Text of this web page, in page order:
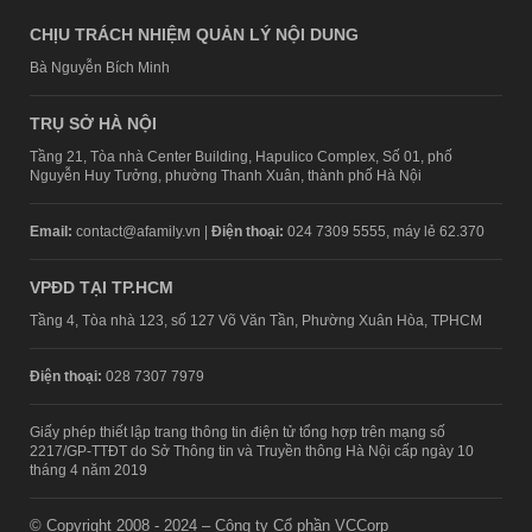
CHỊU TRÁCH NHIỆM QUẢN LÝ NỘI DUNG
Bà Nguyễn Bích Minh
TRỤ SỞ HÀ NỘI
Tầng 21, Tòa nhà Center Building, Hapulico Complex, Số 01, phố
Nguyễn Huy Tưởng, phường Thanh Xuân, thành phố Hà Nội
Email: contact@afamily.vn | Điện thoại: 024 7309 5555, máy lẻ 62.370
VPĐD TẠI TP.HCM
Tầng 4, Tòa nhà 123, số 127 Võ Văn Tần, Phường Xuân Hòa, TPHCM
Điện thoại: 028 7307 7979
Giấy phép thiết lập trang thông tin điện tử tổng hợp trên mạng số
2217/GP-TTĐT do Sở Thông tin và Truyền thông Hà Nội cấp ngày 10
tháng 4 năm 2019
© Copyright 2008 - 2024 – Công ty Cổ phần VCCorp